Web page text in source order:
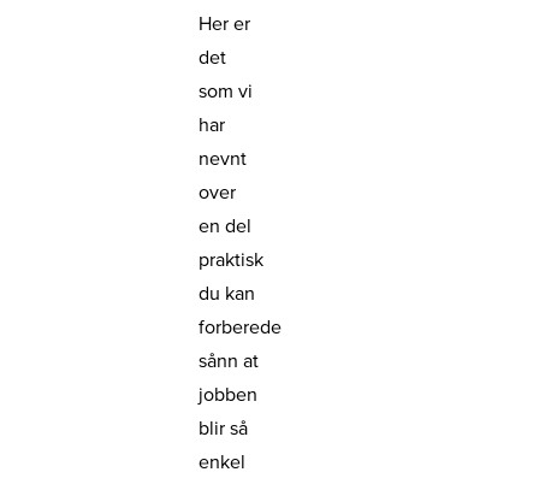
Her er
det
som vi
har
nevnt
over
en del
praktisk
du kan
forberede
sånn at
jobben
blir så
enkel